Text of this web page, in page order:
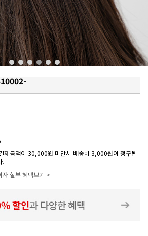
제금액이 30,000원 미만시 배송비 3,000원이 청구됩
.
자 할부 혜택보기 >